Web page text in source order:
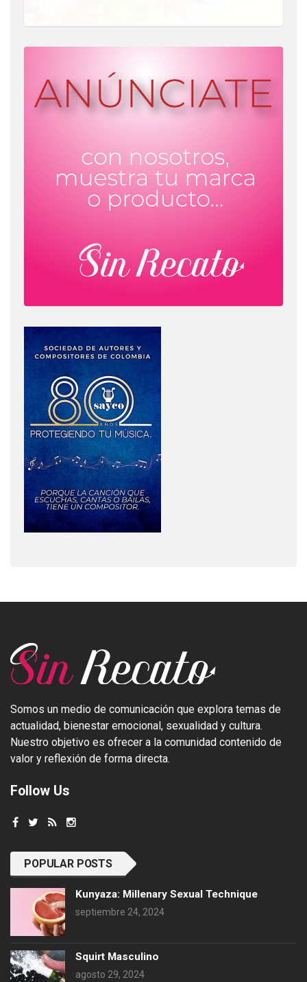
Somos un medio de comunicación que explora temas de
actualidad, bienestar emocional, sexualidad y cultura.
Nuestro objetivo es ofrecer a la comunidad contenido de
valor y reflexión de forma directa.
Follow Us
POPULAR POSTS
Kunyaza: Millenary Sexual Technique
septiembre 24, 2024
Squirt Masculino
agosto 29, 2024